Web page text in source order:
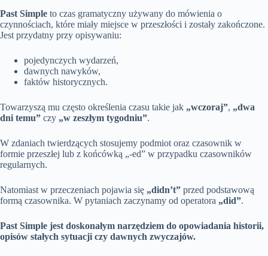
Past Simple to czas gramatyczny używany do mówienia o
czynnościach, które miały miejsce w przeszłości i zostały zakończone.
Jest przydatny przy opisywaniu:
pojedynczych wydarzeń,
dawnych nawyków,
faktów historycznych.
Towarzyszą mu często określenia czasu takie jak „wczoraj”, „dwa
dni temu” czy „w zeszłym tygodniu”.
W zdaniach twierdzących stosujemy podmiot oraz czasownik w
formie przeszłej lub z końcówką „-ed” w przypadku czasowników
regularnych.
Natomiast w przeczeniach pojawia się „didn’t” przed podstawową
formą czasownika. W pytaniach zaczynamy od operatora „did”.
Past Simple jest doskonałym narzędziem do opowiadania historii,
opisów stałych sytuacji czy dawnych zwyczajów.